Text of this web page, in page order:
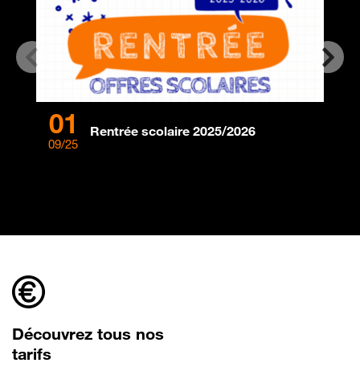
01
09/25
Rentrée scolaire 2025/2026
Découvrez tous nos
tarifs